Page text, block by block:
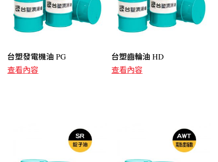
台塑發電機油 PG
查看內容
台塑齒輪油 HD
查看內容